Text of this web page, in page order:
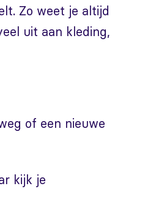
Zo weet je altijd
uit aan kleding,
of een nieuwe
kijk je